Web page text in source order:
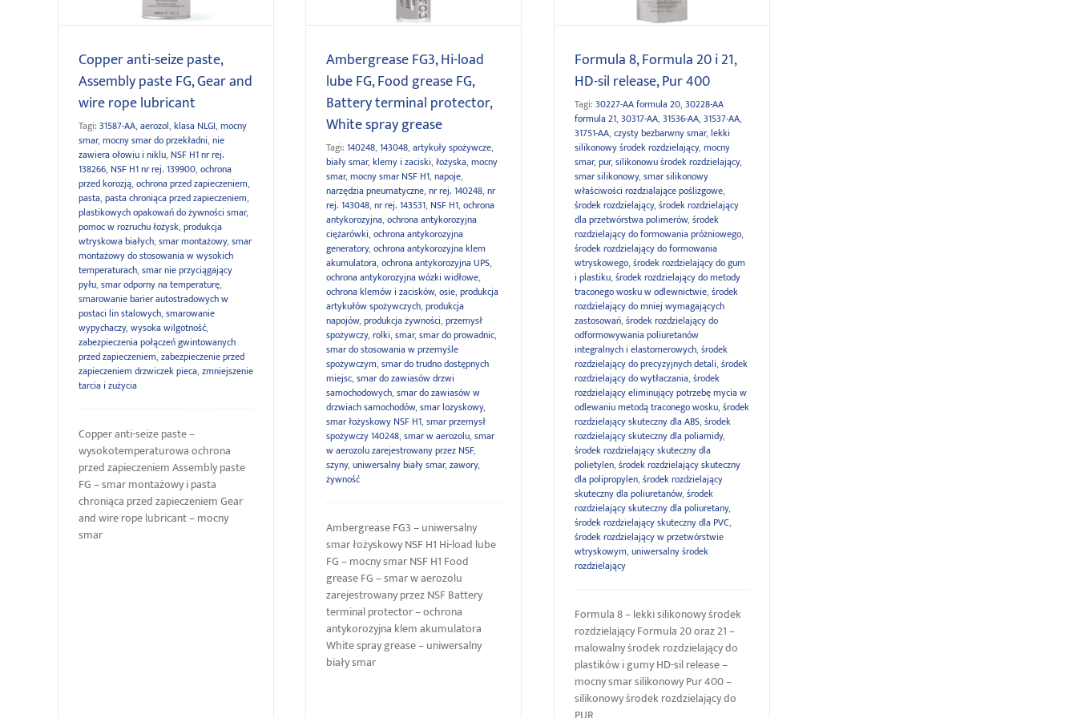
Copper anti-seize paste,
Assembly paste FG, Gear and
wire rope lubricant
Tagi: 31587-AA, aerozol, klasa NLGI, mocny
smar, mocny smar do przekładni, nie
zawiera ołowiu i niklu, NSF H1 nr rej.
138266, NSF H1 nr rej. 139900, ochrona
przed korozją, ochrona przed zapieczeniem,
pasta, pasta chroniąca przed zapieczeniem,
plastikowych opakowań do żywności smar,
pomoc w rozruchu łożysk, produkcja
wtryskowa białych, smar montażowy, smar
montażowy do stosowania w wysokich
temperaturach, smar nie przyciągający
pyłu, smar odporny na temperaturę,
smarowanie barier autostradowych w
postaci lin stalowych, smarowanie
wypychaczy, wysoka wilgotność,
zabezpieczenia połączeń gwintowanych
przed zapieczeniem, zabezpieczenie przed
zapieczeniem drzwiczek pieca, zmniejszenie
tarcia i zużycia
Copper anti-seize paste –
wysokotemperaturowa ochrona
przed zapieczeniem Assembly paste
FG – smar montażowy i pasta
chroniąca przed zapieczeniem Gear
and wire rope lubricant – mocny
smar
Ambergrease FG3, Hi-load
lube FG, Food grease FG,
Battery terminal protector,
White spray grease
Tagi: 140248, 143048, artykuły spożywcze,
biały smar, klemy i zaciski, łożyska, mocny
smar, mocny smar NSF H1, napoje,
narzędzia pneumatyczne, nr rej. 140248, nr
rej. 143048, nr rej. 143531, NSF H1, ochrona
antykorozyjna, ochrona antykorozyjna
ciężarówki, ochrona antykorozyjna
generatory, ochrona antykorozyjna klem
akumulatora, ochrona antykorozyjna UPS,
ochrona antykorozyjna wózki widłowe,
ochrona klemów i zacisków, osie, produkcja
artykułów spożywczych, produkcja
napojów, produkcja żywności, przemysł
spożywczy, rolki, smar, smar do prowadnic,
smar do stosowania w przemyśle
spożywczym, smar do trudno dostępnych
miejsc, smar do zawiasów drzwi
samochodowych, smar do zawiasów w
drzwiach samochodów, smar lozyskowy,
smar łożyskowy NSF H1, smar przemysł
spożywczy 140248, smar w aerozolu, smar
w aerozolu zarejestrowany przez NSF,
szyny, uniwersalny biały smar, zawory,
żywność
Ambergrease FG3 – uniwersalny
smar łożyskowy NSF H1 Hi-load lube
FG – mocny smar NSF H1 Food
grease FG – smar w aerozolu
zarejestrowany przez NSF Battery
terminal protector – ochrona
antykorozyjna klem akumulatora
White spray grease – uniwersalny
biały smar
Formula 8, Formula 20 i 21,
HD-sil release, Pur 400
Tagi: 30227-AA formula 20, 30228-AA
formula 21, 30317-AA, 31536-AA, 31537-AA,
31751-AA, czysty bezbarwny smar, lekki
silikonowy środek rozdzielający, mocny
smar, pur, silikonowu środek rozdzielający,
smar silikonowy, smar silikonowy
właściwości rozdzialające poślizgowe,
środek rozdzielający, środek rozdzielający
dla przetwórstwa polimerów, środek
rozdzielający do formowania próżniowego,
środek rozdzielający do formowania
wtryskowego, środek rozdzielający do gum
i plastiku, środek rozdzielający do metody
traconego wosku w odlewnictwie, środek
rozdzielający do mniej wymagających
zastosowań, środek rozdzielający do
odformowywania poliuretanów
integralnych i elastomerowych, środek
rozdzielający do precyzyjnych detali, środek
rozdzielający do wytłaczania, środek
rozdzielający eliminujący potrzebę mycia w
odlewaniu metodą traconego wosku, środek
rozdzielający skuteczny dla ABS, środek
rozdzielający skuteczny dla poliamidy,
środek rozdzielający skuteczny dla
polietylen, środek rozdzielający skuteczny
dla polipropylen, środek rozdzielający
skuteczny dla poliuretanów, środek
rozdzielający skuteczny dla poliuretany,
środek rozdzielający skuteczny dla PVC,
środek rozdzielający w przetwórstwie
wtryskowym, uniwersalny środek
rozdzielający
Formula 8 – lekki silikonowy środek
rozdzielający Formula 20 oraz 21 –
malowalny środek rozdzielający do
plastików i gumy HD-sil release –
mocny smar silikonowy Pur 400 –
silikonowy środek rozdzielający do